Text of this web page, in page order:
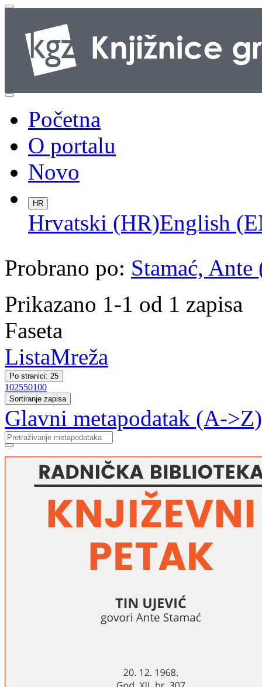
Početna
O portalu
Novo
HR
Hrvatski (HR)English
Probrano po: Stamać,
Prikazano 1-1 od 1 zapisa
Faseta
ListaMreža
Po stranici: 25
102550100
Sortiranje zapisa
Glavni metapodatak (A->Z)